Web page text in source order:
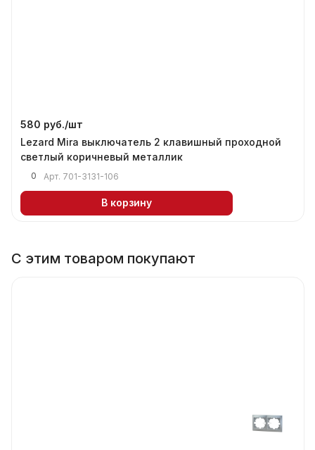
580 руб./шт
Lezard Mira выключатель 2 клавишный проходной
светлый коричневый металлик
0 Арт. 701-3131-106
В корзину
С этим товаром покупают